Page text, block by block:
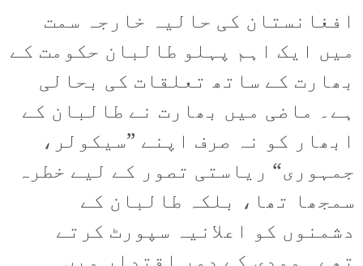
افغانستان کی حالیہ خارجہ سمت
میں ایک اہم پہلو طالبان حکومت کے
بھارت کے ساتھ تعلقات کی بحالی
ہے۔ ماضی میں بھارت نے طالبان کے
ابھار کو نہ صرف اپنے ”سیکولر،
جمہوری“ ریاستی تصور کے لیے خطرہ
سمجھا تھا، بلکہ طالبان کے
دشمنوں کو اعلانیہ سپورٹ کرتے